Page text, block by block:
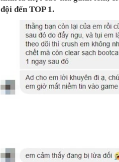
đội đến TOP 1.